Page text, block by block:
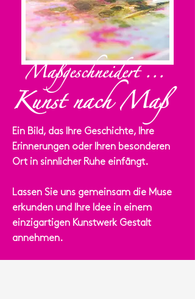
Kunst nach Maß
Maßgeschneidert ...
Ein Bild, das Ihre Geschichte, Ihre
Erinnerungen oder Ihren besonderen
Ort in sinnlicher Ruhe einfängt.
Lassen Sie uns gemeinsam die Muse
erkunden und Ihre Idee in einem
einzigartigen Kunstwerk Gestalt
annehmen.